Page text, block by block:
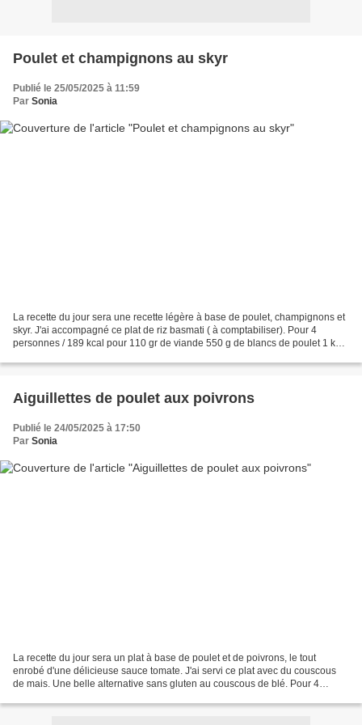
Poulet et champignons au skyr
Publié le 25/05/2025 à 11:59
Par Sonia
La recette du jour sera une recette légère à base de poulet, champignons et
skyr. J'ai accompagné ce plat de riz basmati ( à comptabiliser). Pour 4
personnes / 189 kcal pour 110 gr de viande 550 g de blancs de poulet 1 kg
Aiguillettes de poulet aux poivrons
Publié le 24/05/2025 à 17:50
Par Sonia
La recette du jour sera un plat à base de poulet et de poivrons, le tout
enrobé d'une délicieuse sauce tomate. J'ai servi ce plat avec du couscous
de mais. Une belle alternative sans gluten au couscous de blé. Pour 4